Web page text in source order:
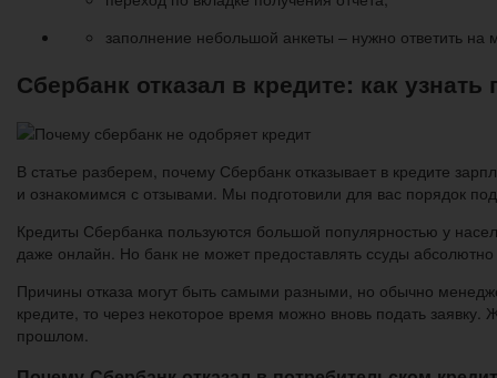
заполнение небольшой анкеты – нужно ответить
Сбербанк отказал в кредите: как
В статье разберем, почему Сбербанк отказывает в кредите
и ознакомимся с отзывами. Мы подготовили для вас порядок
Кредиты Сбербанка пользуются большой популярностью у
даже онлайн. Но банк не может предоставлять ссуды
Причины отказа могут быть самыми разными, но обычно
кредите, то через некоторое время можно вновь подать
прошлом.